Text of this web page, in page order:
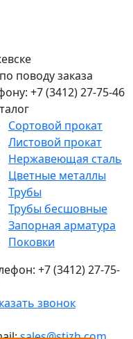
поводу заказа
+7 (3412) 27-75-46
Сортовой прокат
Листовой прокат
Нержавеющая сталь
Цветные металлы
Трубы
Трубы бесшовные
Запорная арматура
Поковки
+7 (3412) 27-75-
звонок